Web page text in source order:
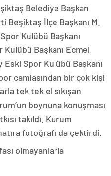
Belediye Başkan
Beşiktaş İlçe Başkanı M.
Kulübü Başkanı
Başkanı Ecmel
Eski Spor Kulübü Başkanı
camiasından bir çok kişi
tek tek el sıkışan
boynuna konuşması
takıldı. Kurum
fotoğrafı da çektirdi.
olmayanlarla